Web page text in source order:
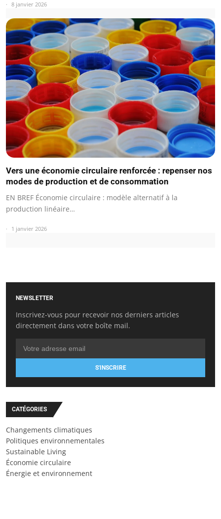
8 janvier 2026
Vers une économie circulaire renforcée : repenser nos
modes de production et de consommation
EN BREF Économie circulaire : modèle alternatif à la
production linéaire…
1 janvier 2026
NEWSLETTER
Inscrivez-vous pour recevoir nos derniers articles
directement dans votre boîte mail.
S'INSCRIRE
CATÉGORIES
Changements climatiques
Politiques environnementales
Sustainable Living
Économie circulaire
Énergie et environnement